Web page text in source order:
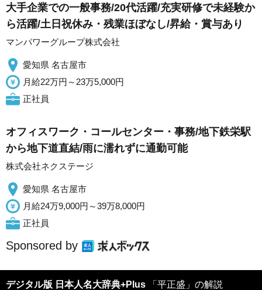
大手企業での一般事務/20代活躍/充実研修で未経験か
ら活躍/土日祝休み・残業ほぼなし/昇給・賞与あり
マンパワーグループ株式会社
愛知県 名古屋市
月給22万円～23万5,000円
正社員
オフィスワーク・コールセンター・事務/地下鉄栄駅
から地下道直結/雨に濡れずに通勤可能
株式会社ネクステージ
愛知県 名古屋市
月給24万9,000円～39万8,000円
正社員
Sponsored by
デジタル版 日本人名大辞典+Plus 「平正盛」の解説